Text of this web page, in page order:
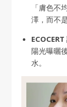
「膚色不
澤，而不
陽光曝曬
水。